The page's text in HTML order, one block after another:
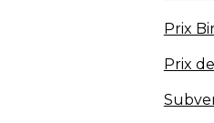
Prix
Prix